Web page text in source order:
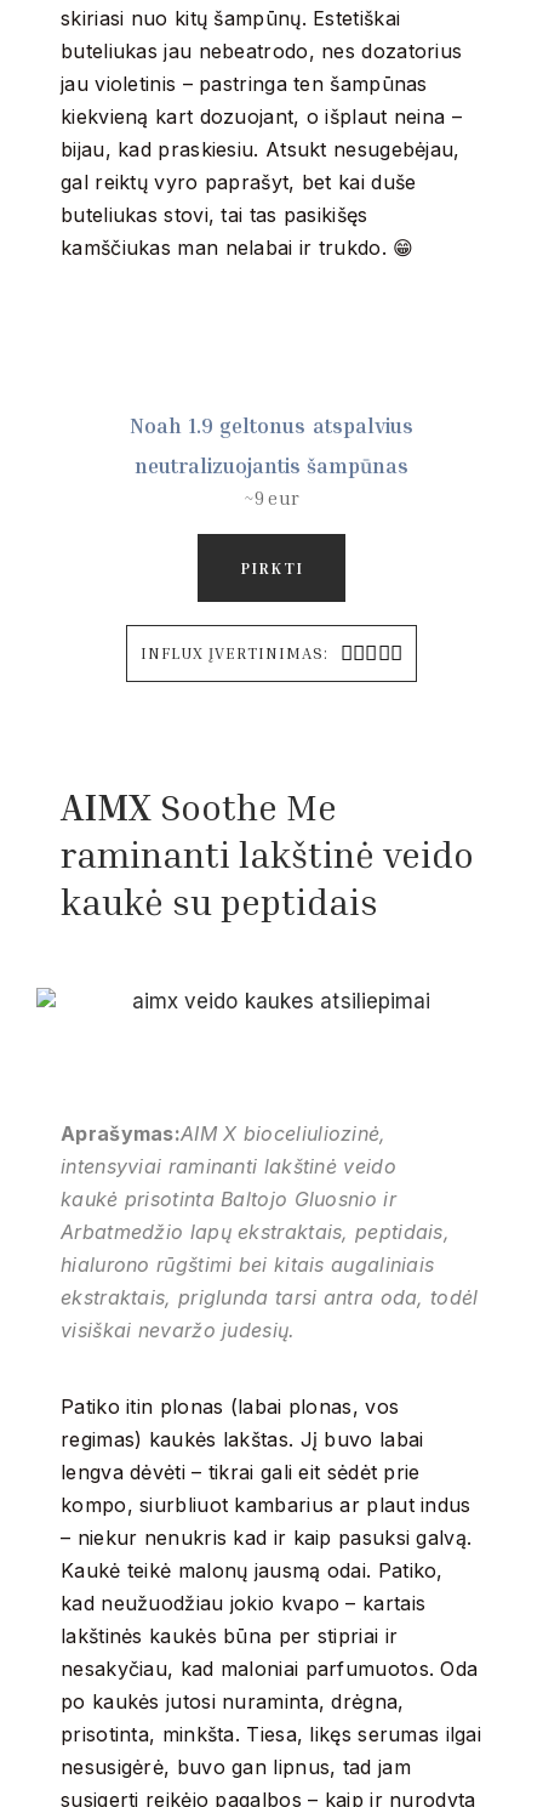
skiriasi nuo kitų šampūnų. Estetiškai
buteliukas jau nebeatrodo, nes dozatorius
jau violetinis – pastringa ten šampūnas
kiekvieną kart dozuojant, o išplaut neina –
bijau, kad praskiesiu. Atsukt nesugebėjau,
gal reiktų vyro paprašyt, bet kai duše
buteliukas stovi, tai tas pasikišęs
kamščiukas man nelabai ir trukdo. 😁
Noah 1.9 geltonus atspalvius
neutralizuojantis šampūnas
~9 eur
PIRKTI
INFLUX ĮVERTINIMAS: 
AIMX Soothe Me
raminanti lakštinė veido
kaukė su peptidais
Aprašymas:AIM X bioceliuliozinė,
intensyviai raminanti lakštinė veido
kaukė prisotinta Baltojo Gluosnio ir
Arbatmedžio lapų ekstraktais, peptidais,
hialurono rūgštimi bei kitais augaliniais
ekstraktais, priglunda tarsi antra oda, todėl
visiškai nevaržo judesių.
Patiko itin plonas (labai plonas, vos
regimas) kaukės lakštas. Jį buvo labai
lengva dėvėti – tikrai gali eit sėdėt prie
kompo, siurbliuot kambarius ar plaut indus
– niekur nenukris kad ir kaip pasuksi galvą.
Kaukė teikė malonų jausmą odai. Patiko,
kad neužuodžiau jokio kvapo – kartais
lakštinės kaukės būna per stipriai ir
nesakyčiau, kad maloniai parfumuotos. Oda
po kaukės jutosi nuraminta, drėgna,
prisotinta, minkšta. Tiesa, likęs serumas ilgai
nesusigėrė, buvo gan lipnus, tad jam
susigerti reikėjo pagalbos – kaip ir nurodyta